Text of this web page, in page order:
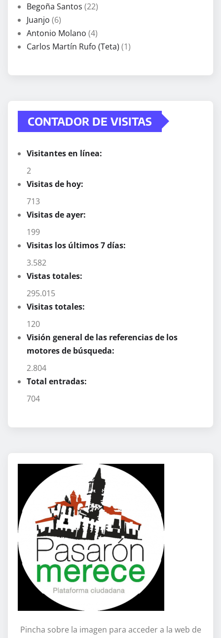
Begoña Santos (22)
Juanjo (6)
Antonio Molano (4)
Carlos Martín Rufo (Teta) (1)
CONTADOR DE VISITAS
Visitantes en línea:
2
Visitas de hoy:
713
Visitas de ayer:
199
Visitas los últimos 7 días:
3.582
Vistas totales:
295.015
Visitas totales:
120
Visión general de las referencias de los
motores de búsqueda:
2.804
Total entradas:
704
Pincha sobre la imagen para acceder a la web de